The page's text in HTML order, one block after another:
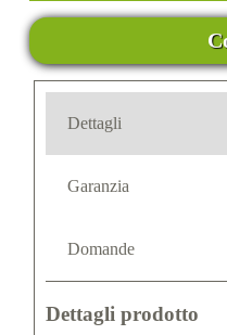
Dettagli
Garanzia
Domande
Dettagli prodotto